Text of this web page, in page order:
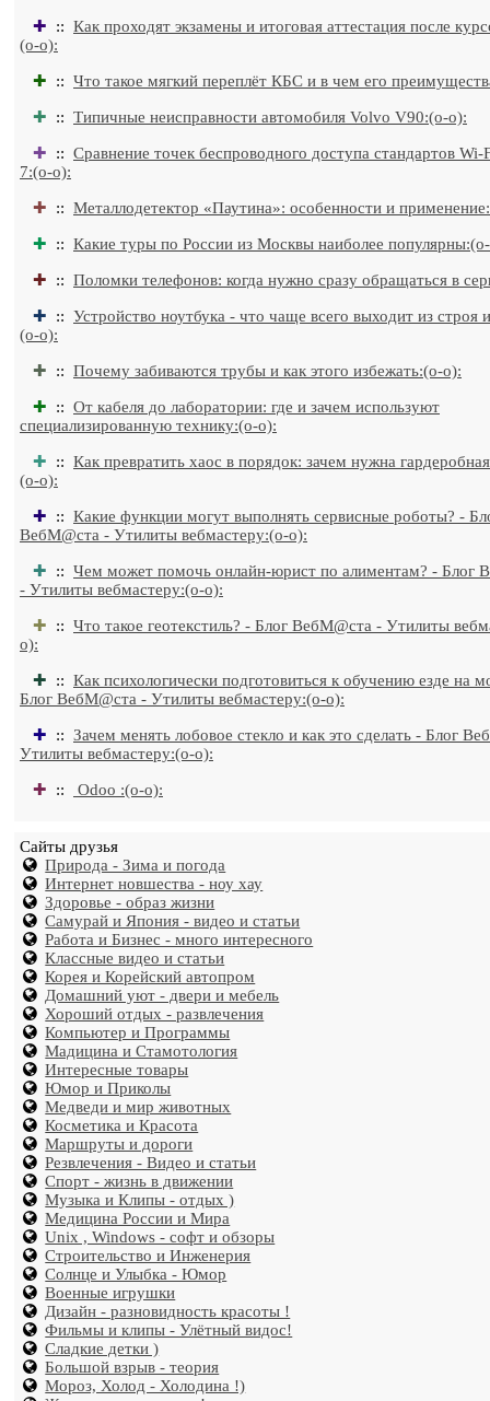
✚ :: Как проходят экзамены и итоговая аттестация после
(o-o):
✚ :: Что такое мягкий переплёт КБС и в чем его
✚ :: Типичные неисправности автомобиля Volvo V90:(o-o):
✚ :: Сравнение точек беспроводного доступа стандартов
7:(o-o):
✚ :: Металлодетектор «Паутина»: особенности и
✚ :: Какие туры по России из Москвы наиболее
✚ :: Поломки телефонов: когда нужно сразу обращаться в
✚ :: Устройство ноутбука - что чаще всего выходит из строя
(o-o):
✚ :: Почему забиваются трубы и как этого избежать:(o-o):
✚ :: От кабеля до лаборатории: где и зачем используют
специализированную технику:(o-o):
✚ :: Как превратить хаос в порядок: зачем нужна
(o-o):
✚ :: Какие функции могут выполнять сервисные роботы? -
ВебМ@ста - Утилиты вебмастеру:(o-o):
✚ :: Чем может помочь онлайн-юрист по алиментам? - Блог
- Утилиты вебмастеру:(o-o):
✚ :: Что такое геотекстиль? - Блог ВебМ@ста - Утилиты
o):
✚ :: Как психологически подготовиться к обучению езде на
Блог ВебМ@ста - Утилиты вебмастеру:(o-o):
✚ :: Зачем менять лобовое стекло и как это сделать - Блог
Утилиты вебмастеру:(o-o):
✚ :: Odoo :(o-o):
Сайты друзья
Природа - Зима и погода
Интернет новшества - ноу хау
Здоровье - образ жизни
Самурай и Япония - видео и статьи
Работа и Бизнес - много интересного
Классные видео и статьи
Корея и Корейский автопром
Домашний уют - двери и мебель
Хороший отдых - развлечения
Компьютер и Программы
Мадицина и Стамотология
Интересные товары
Юмор и Приколы
Медведи и мир животных
Косметика и Красота
Маршруты и дороги
Резвлечения - Видео и статьи
Спорт - жизнь в движении
Музыка и Клипы - отдых )
Медицина России и Мира
Unix , Windows - софт и обзоры
Строительство и Инженерия
Солнце и Улыбка - Юмор
Военные игрушки
Дизайн - разновидность красоты !
Фильмы и клипы - Улётный видос!
Сладкие детки )
Большой взрыв - теория
Мороз, Холод - Холодина !)